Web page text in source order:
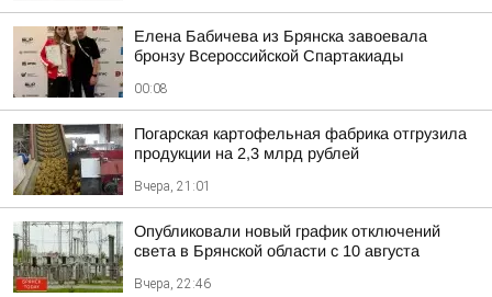
Елена Бабичева из Брянска завоевала
бронзу Всероссийской Спартакиады
00:08
Погарская картофельная фабрика отгрузила
продукции на 2,3 млрд рублей
Вчера, 21:01
Опубликовали новый график отключений
света в Брянской области с 10 августа
Вчера, 22:46